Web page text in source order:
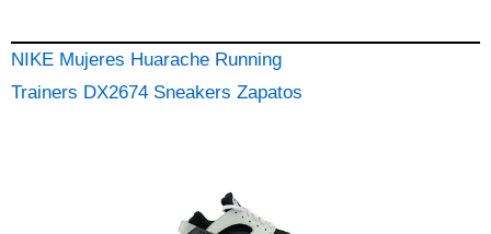
NIKE Mujeres Huarache Running
Trainers DX2674 Sneakers Zapatos